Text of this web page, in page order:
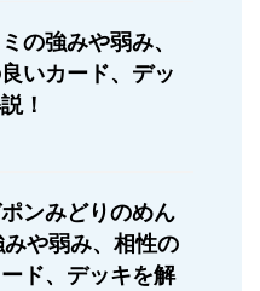
の強みや弱み、
いカード、デッ
！
ンみどりのめん
や弱み、相性の
ド、デッキを解